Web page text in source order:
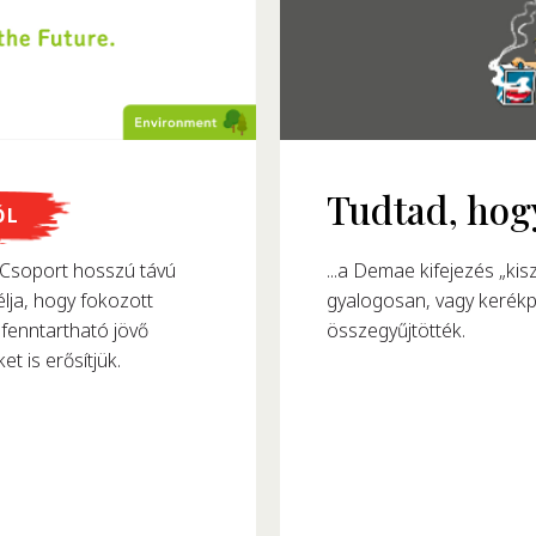
hosszú távú
hogy fokozott
jövő
is erősítjük.
az instant tésztát
Tudtad,
...a Demae kifejezés
gyalogosan, vagy
összegyűjtötték.